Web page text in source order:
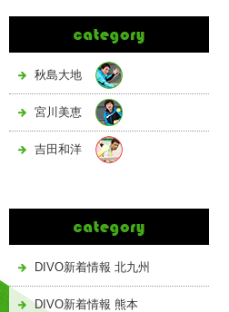
秋島大地
宮川美恵
吉田和洋
DIVO新着情報 北九州
DIVO新着情報 熊本